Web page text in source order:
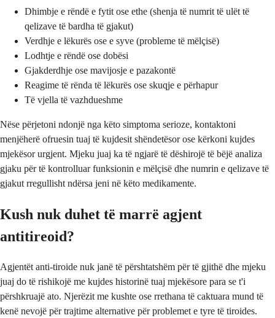
Dhimbje e rëndë e fytit ose ethe (shenja të numrit të ulët të
qelizave të bardha të gjakut)
Verdhje e lëkurës ose e syve (probleme të mëlçisë)
Lodhtje e rëndë ose dobësi
Gjakderdhje ose mavijosje e pazakontë
Reagime të rënda të lëkurës ose skuqje e përhapur
Të vjella të vazhdueshme
Nëse përjetoni ndonjë nga këto simptoma serioze, kontaktoni
menjëherë ofruesin tuaj të kujdesit shëndetësor ose kërkoni kujdes
mjekësor urgjent. Mjeku juaj ka të ngjarë të dëshirojë të bëjë analiza
gjaku për të kontrolluar funksionin e mëlçisë dhe numrin e qelizave të
gjakut rregullisht ndërsa jeni në këto medikamente.
Kush nuk duhet të marrë agjent
antitireoid?
Agjentët anti-tiroide nuk janë të përshtatshëm për të gjithë dhe mjeku
juaj do të rishikojë me kujdes historinë tuaj mjekësore para se t'i
përshkruajë ato. Njerëzit me kushte ose rrethana të caktuara mund të
kenë nevojë për trajtime alternative për problemet e tyre të tiroides.